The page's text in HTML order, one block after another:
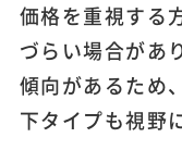
価格を重視する
づらい場合があ
傾向があるため
下タイプも視野